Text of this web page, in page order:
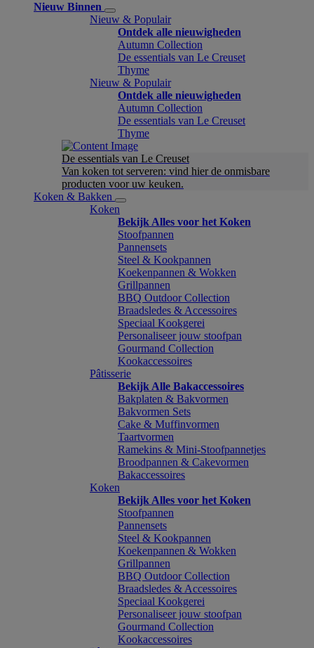
Nieuw Binnen
Nieuw & Populair
Ontdek alle nieuwigheden
Autumn Collection
De essentials van Le Creuset
Thyme
Nieuw & Populair
Ontdek alle nieuwigheden
Autumn Collection
De essentials van Le Creuset
Thyme
De essentials van Le Creuset
Van koken tot serveren: vind hier de onmisbare
producten voor uw keuken.
Koken & Bakken
Koken
Bekijk Alles voor het Koken
Stoofpannen
Pannensets
Steel & Kookpannen
Koekenpannen & Wokken
Grillpannen
BBQ Outdoor Collection
Braadsledes & Accessoires
Speciaal Kookgerei
Personaliseer jouw stoofpan
Gourmand Collection
Kookaccessoires
Pâtisserie
Bekijk Alle Bakaccessoires
Bakplaten & Bakvormen
Bakvormen Sets
Cake & Muffinvormen
Taartvormen
Ramekins & Mini-Stoofpannetjes
Broodpannen & Cakevormen
Bakaccessoires
Koken
Bekijk Alles voor het Koken
Stoofpannen
Pannensets
Steel & Kookpannen
Koekenpannen & Wokken
Grillpannen
BBQ Outdoor Collection
Braadsledes & Accessoires
Speciaal Kookgerei
Personaliseer jouw stoofpan
Gourmand Collection
Kookaccessoires